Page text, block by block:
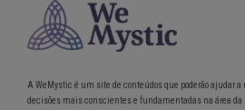
A WeMystic é um site de conteúdos que poderão ajudar
decisões mais conscientes e fundamentadas na área